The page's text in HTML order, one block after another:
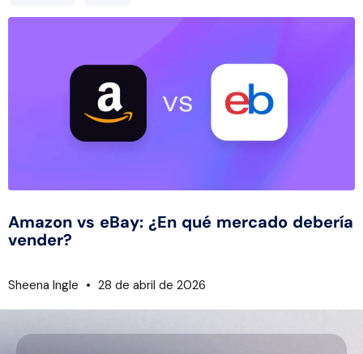
Amazon vs eBay: ¿En qué mercado debería
vender?
Sheena Ingle 28 de abril de 2026